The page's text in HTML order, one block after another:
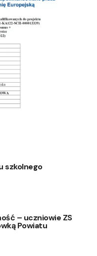
szkolnego
– uczniowie ZS
Powiatu